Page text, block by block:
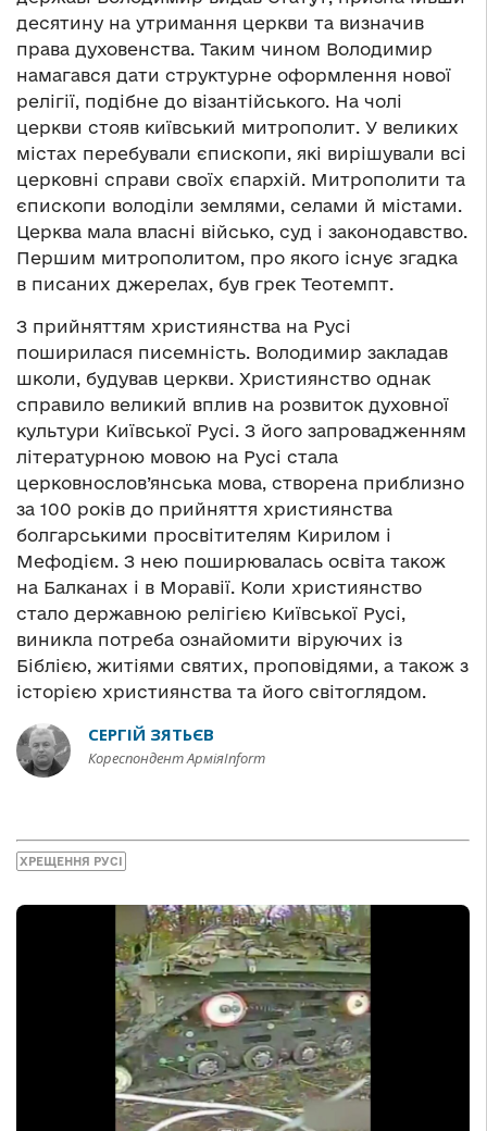
десятину на утримання церкви та визначив
права духовенства. Таким чином Володимир
намагався дати структурне оформлення нової
релігії, подібне до візантійського. На чолі
церкви стояв київський митрополит. У великих
містах перебували єпископи, які вирішували всі
церковні справи своїх єпархій. Митрополити та
єпископи володіли землями, селами й містами.
Церква мала власні військо, суд і законодавство.
Першим митрополитом, про якого існує згадка
в писаних джерелах, був грек Теотемпт.
З прийняттям християнства на Русі
поширилася писемність. Володимир закладав
школи, будував церкви. Християнство однак
справило великий вплив на розвиток духовної
культури Київської Русі. З його запровадженням
літературною мовою на Русі стала
церковнослов’янська мова, створена приблизно
за 100 років до прийняття християнства
болгарськими просвітителям Кирилом і
Мефодієм. З нею поширювалась освіта також
на Балканах і в Моравії. Коли християнство
стало державною релігією Київської Русі,
виникла потреба ознайомити віруючих із
Біблією, житіями святих, проповідями, а також з
історією християнства та його світоглядом.
СЕРГІЙ ЗЯТЬЄВ
Кореспондент АрміяInform
ХРЕЩЕННЯ РУСІ